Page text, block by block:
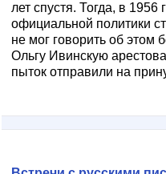
лет спустя. Тогда, в 1956
официальной политики
не мог говорить об этом
Ольгу Ивинскую
пыток отправили на